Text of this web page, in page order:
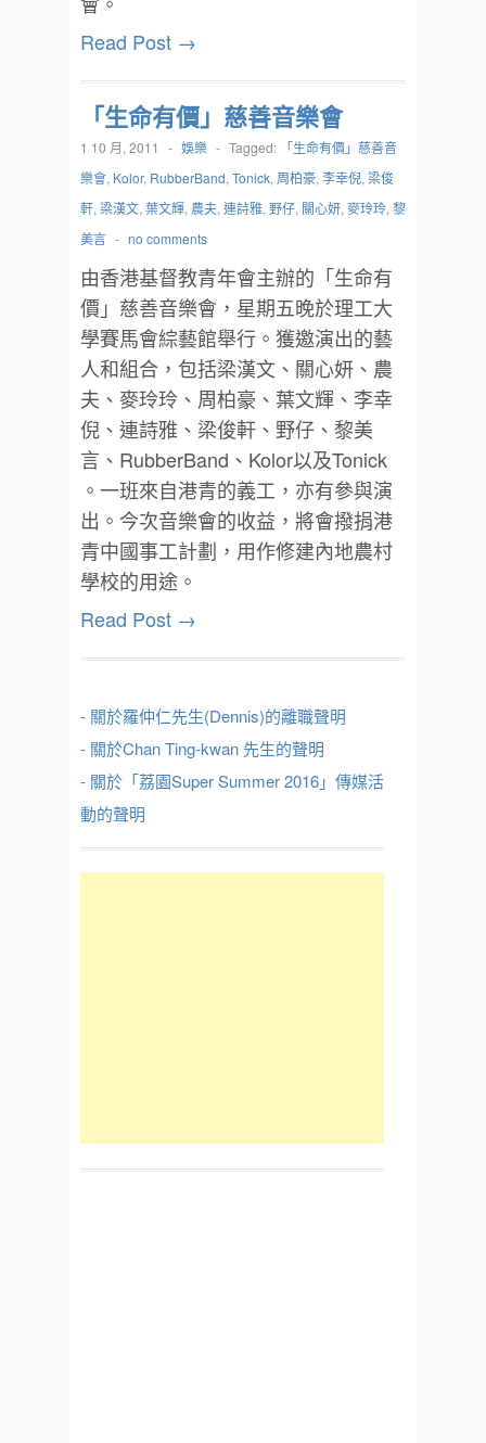
Read Post →
「生命有價」慈善音樂會
1 10 月, 2011 - 娛樂 - Tagged: 「生命有價」慈善音
樂會, Kolor, RubberBand, Tonick, 周柏豪, 李幸倪, 梁俊
軒, 梁漢文, 葉文輝, 農夫, 連詩雅, 野仔, 關心妍, 麥玲玲, 黎
美言 - no comments
由香港基督教青年會主辦的「生命有
價」慈善音樂會，星期五晚於理工大
學賽馬會綜藝館舉行。獲邀演出的藝
人和組合，包括梁漢文、關心妍、農
夫、麥玲玲、周柏豪、葉文輝、李幸
倪、連詩雅、梁俊軒、野仔、黎美
言、RubberBand、Kolor以及Tonick
。一班來自港青的義工，亦有參與演
出。今次音樂會的收益，將會撥捐港
青中國事工計劃，用作修建內地農村
學校的用途。
Read Post →
- 關於羅仲仁先生(Dennis)的離職聲明
- 關於Chan Ting-kwan 先生的聲明
- 關於「荔園Super Summer 2016」傳媒活
動的聲明